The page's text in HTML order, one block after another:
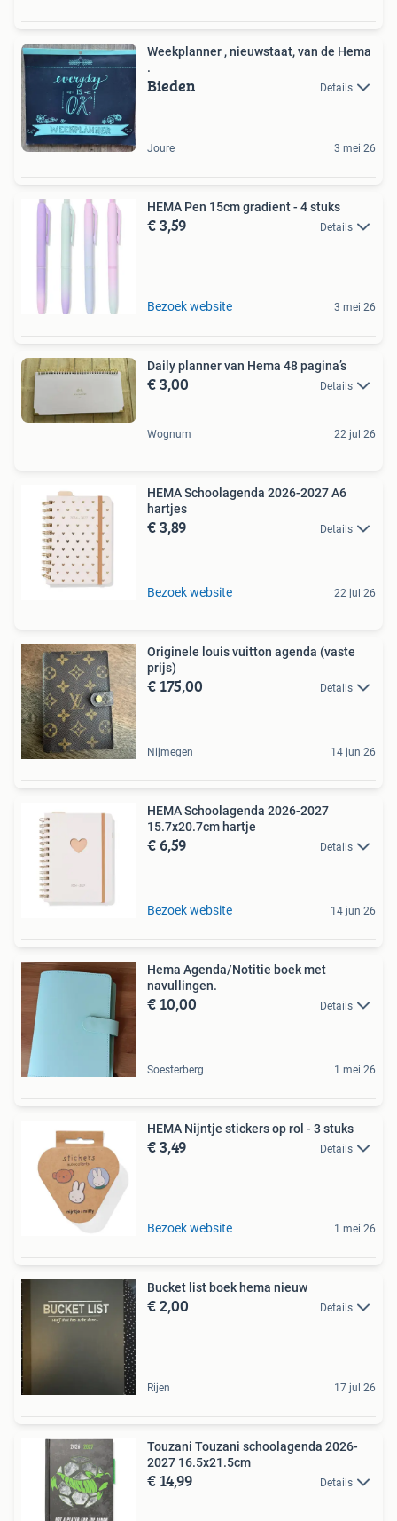
Weekplanner , nieuwstaat, van de Hema
.
Bieden Details
Joure 3 mei 26
HEMA Pen 15cm gradient - 4 stuks
€ 3,59 Details
Bezoek website 3 mei 26
Daily planner van Hema 48 pagina’s
€ 3,00 Details
Wognum 22 jul 26
HEMA Schoolagenda 2026-2027 A6
hartjes
€ 3,89 Details
Bezoek website 22 jul 26
Originele louis vuitton agenda (vaste
prijs)
€ 175,00 Details
Nijmegen 14 jun 26
HEMA Schoolagenda 2026-2027
15.7x20.7cm hartje
€ 6,59 Details
Bezoek website 14 jun 26
Hema Agenda/Notitie boek met
navullingen.
€ 10,00 Details
Soesterberg 1 mei 26
HEMA Nijntje stickers op rol - 3 stuks
€ 3,49 Details
Bezoek website 1 mei 26
Bucket list boek hema nieuw
€ 2,00 Details
Rijen 17 jul 26
Touzani Touzani schoolagenda 2026-
2027 16.5x21.5cm
€ 14,99 Details